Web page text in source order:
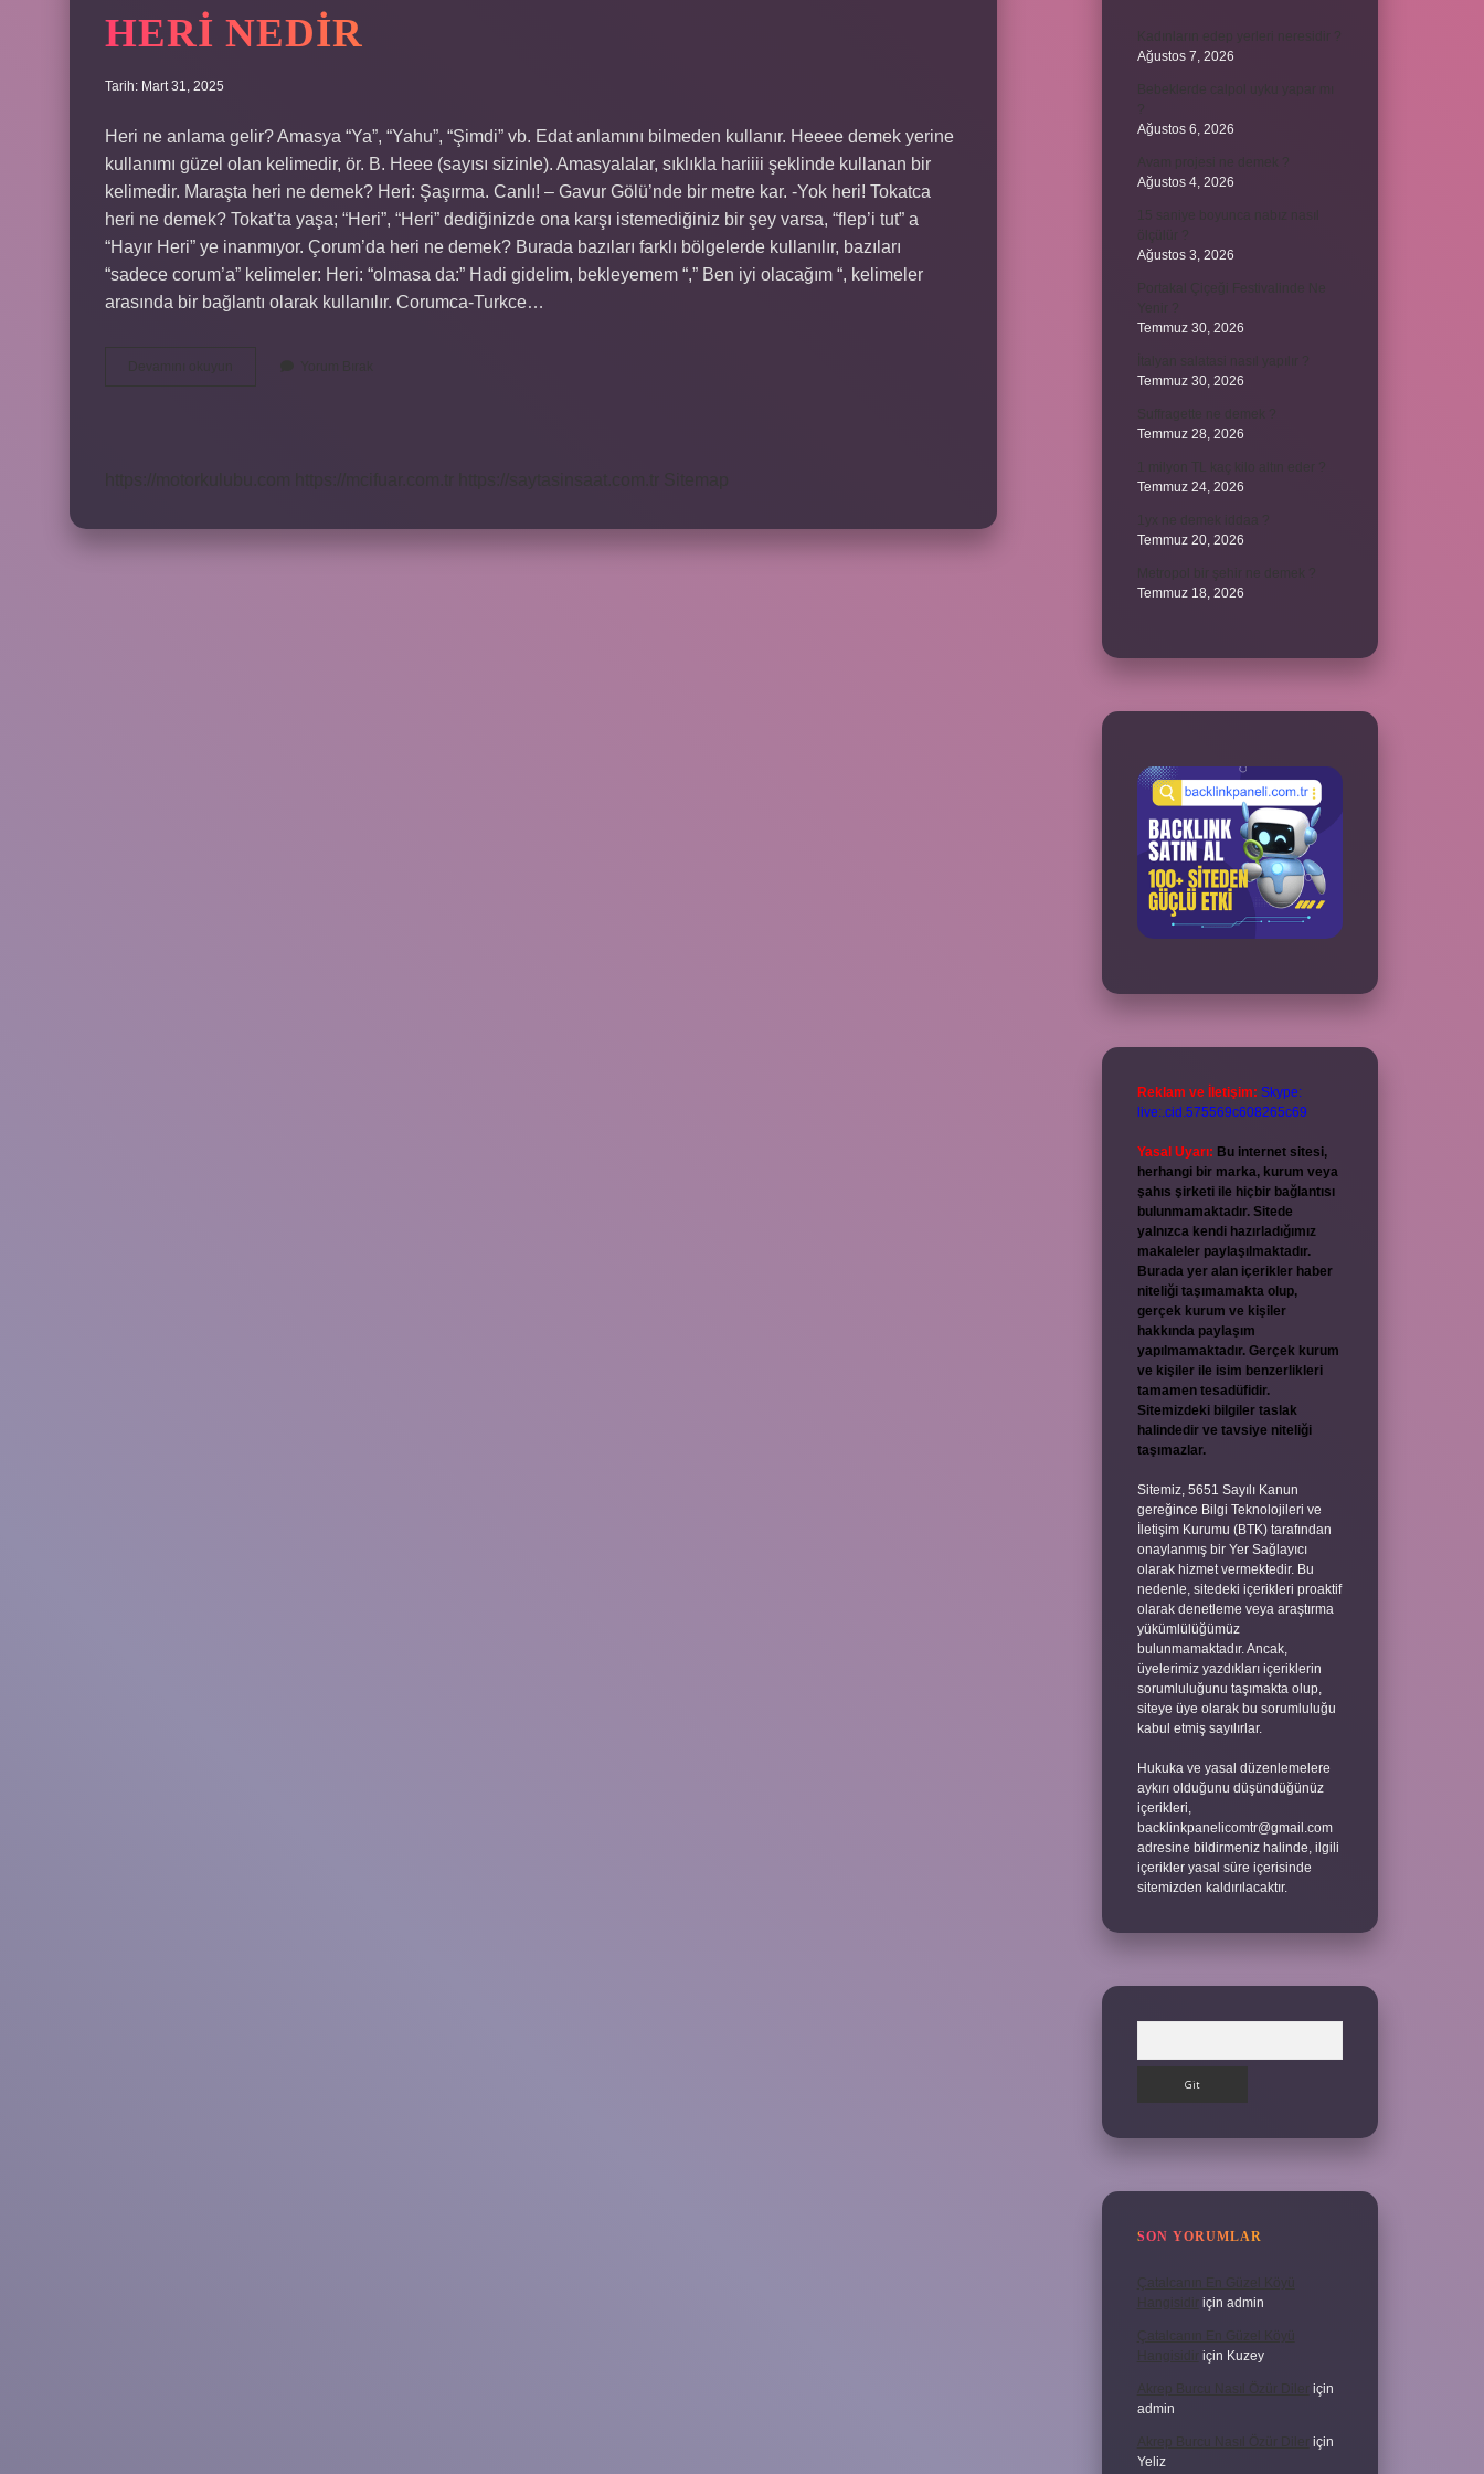
HERI NEDIR
Tarih: Mart 31, 2025
Heri ne anlama gelir? Amasya “Ya”, “Yahu”, “Şimdi” vb. Edat anlamını bilmeden kullanır. Heeee demek yerine
kullanımı güzel olan kelimedir, ör. B. Heee (sayısı sizinle). Amasyalalar, sıklıkla hariiii şeklinde kullanan bir
kelimedir. Maraşta heri ne demek? Heri: Şaşırma. Canlı! – Gavur Gölü’nde bir metre kar. -Yok heri! Tokatca
heri ne demek? Tokat’ta yaşa; “Heri”, “Heri” dediğinizde ona karşı istemediğiniz bir şey varsa, “flep’i tut” a
“Hayır Heri” ye inanmıyor. Çorum’da heri ne demek? Burada bazıları farklı bölgelerde kullanılır, bazıları
“sadece corum’a” kelimeler: Heri: “olmasa da:” Hadi gidelim, bekleyemem “,” Ben iyi olacağım “, kelimeler
arasında bir bağlantı olarak kullanılır. Corumca-Turkce…
Ağustos 7, 2026
Ağustos 6, 2026
Ağustos 4, 2026
Ağustos 3, 2026
Temmuz 30, 2026
Temmuz 30, 2026
Temmuz 28, 2026
Temmuz 24, 2026
Temmuz 20, 2026
Temmuz 18, 2026
Reklam ve İletişim: Skype:
live:.cid.575569c608265c69
Yasal Uyarı: Bu internet sitesi,
herhangi bir marka, kurum veya
şahıs şirketi ile hiçbir bağlantısı
bulunmamaktadır. Sitede
yalnızca kendi hazırladığımız
makaleler paylaşılmaktadır.
Burada yer alan içerikler haber
niteliği taşımamakta olup,
gerçek kurum ve kişiler
hakkında paylaşım
yapılmamaktadır. Gerçek kurum
ve kişiler ile isim benzerlikleri
tamamen tesadüfidir.
Sitemizdeki bilgiler taslak
halindedir ve tavsiye niteliği
taşımazlar.
Sitemiz, 5651 Sayılı Kanun
gereğince Bilgi Teknolojileri ve
İletişim Kurumu (BTK) tarafından
onaylanmış bir Yer Sağlayıcı
olarak hizmet vermektedir. Bu
nedenle, sitedeki içerikleri proaktif
olarak denetleme veya araştırma
yükümlülüğümüz
bulunmamaktadır. Ancak,
üyelerimiz yazdıkları içeriklerin
sorumluluğunu taşımakta olup,
siteye üye olarak bu sorumluluğu
kabul etmiş sayılırlar.
Hukuka ve yasal düzenlemelere
aykırı olduğunu düşündüğünüz
içerikleri,
backlinkpanelicomtr@gmail.com
adresine bildirmeniz halinde, ilgili
içerikler yasal süre içerisinde
sitemizden kaldırılacaktır.
SON YORUMLAR
Çatalcanın En Güzel Köyü
Hangisidir için admin
Çatalcanın En Güzel Köyü
Hangisidir için Kuzey
Akrep Burcu Nasıl Özür Diler için
admin
Akrep Burcu Nasıl Özür Diler için
Yeliz